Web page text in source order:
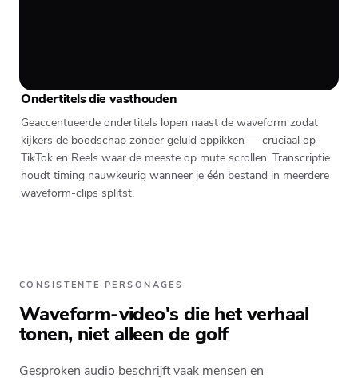
Ondertitels die vasthouden
Geaccentueerde ondertitels lopen naast de waveform zodat
kijkers de boodschap zonder geluid oppikken — cruciaal op
TikTok en Reels waar de meeste op mute scrollen. Transcriptie
houdt timing nauwkeurig wanneer je één bestand in meerdere
waveform-clips splitst.
CONSISTENTE PERSONAGES
Waveform-video's die het verhaal
tonen, niet alleen de golf
Gesproken audio beschrijft vaak mensen en